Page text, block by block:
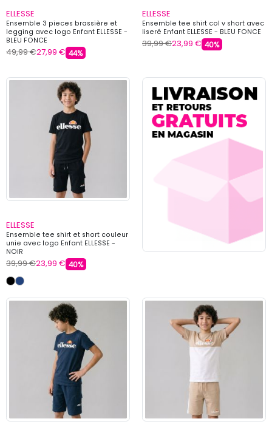
ELLESSE
Ensemble 3 pieces brassière et
legging avec logo Enfant ELLESSE -
BLEU FONCE
49,99 €27,99 € 44%
ELLESSE
Ensemble tee shirt col v short avec
liseré Enfant ELLESSE - BLEU FONCE
39,99 €23,99 € 40%
ELLESSE
Ensemble tee shirt et short couleur
unie avec logo Enfant ELLESSE -
NOIR
39,99 €23,99 € 40%